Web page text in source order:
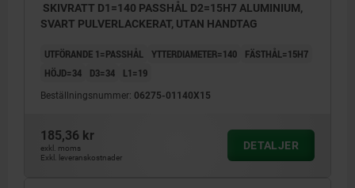
SKIVRATT D1=140 PASSHÅL D2=15H7 ALUMINIUM,
SVART PULVERLACKERAT, UTAN HANDTAG
UTFÖRANDE 1=PASSHÅL YTTERDIAMETER=140
FÄSTHÅL=15H7
HÖJD=34
D3=34 L1=19
Beställningsnummer: 06275-01140X15
185,36 kr
exkl. moms
Exkl. leveranskostnader
DETALJER